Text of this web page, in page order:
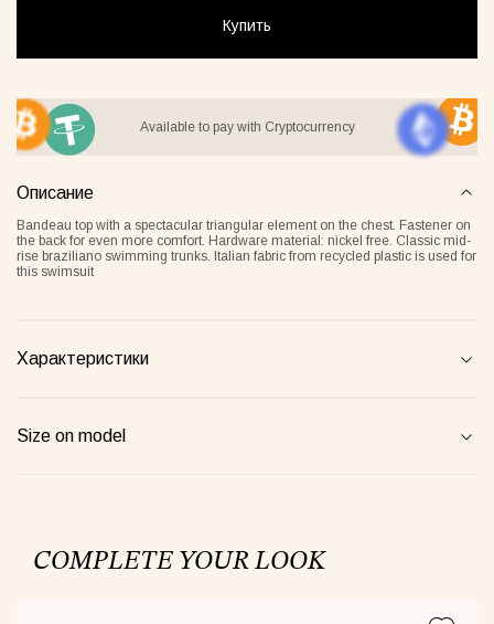
Майка Core блонді
Купить
Available to pay with Cryptocurrency
Описание
Bandeau top with a spectacular triangular element on the chest. Fastener on
the back for even more comfort. Hardware material: nickel free. Classic mid-
rise braziliano swimming trunks. Italian fabric from recycled plastic is used for
this swimsuit
Характеристики
Size on model
COMPLETE YOUR LOOK